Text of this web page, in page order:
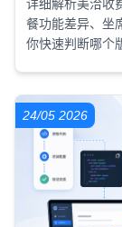
详细解析美洽收
餐功能差异、坐
你快速判断哪个
24/05 2026